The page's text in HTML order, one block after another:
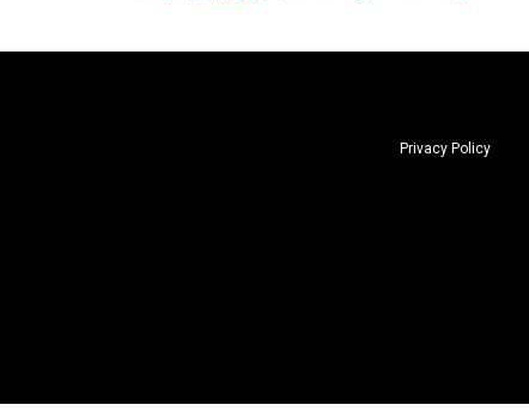
Privacy Policy